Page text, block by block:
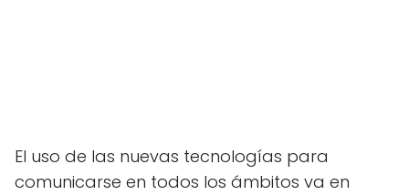
El uso de las nuevas tecnologías para
comunicarse en todos los ámbitos va en